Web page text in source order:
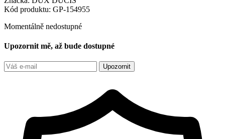
Kód produktu: GP-154955
Momentálně nedostupné
Upozornit mě, až bude dostupné
Upozornit